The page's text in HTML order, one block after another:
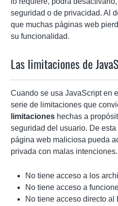
seguridad o de privacidad. Al
que muchas páginas web
su funcionalidad.
Las limitaciones de
Cuando se usa JavaScript en
serie de limitaciones que
limitaciones hechas a
seguridad del usuario. De
página web maliciosa pueda
privada con malas intenciones.
No tiene acceso a los
No tiene acceso a
No tiene acceso directo al